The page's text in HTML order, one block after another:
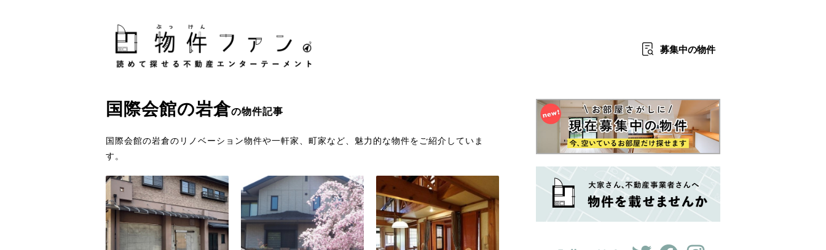
募集中の物件
国際会館の岩倉の物件記事
国際会館の岩倉のリノベーション物件や一軒家、町家など、魅力的な物件をご紹介していま
す。